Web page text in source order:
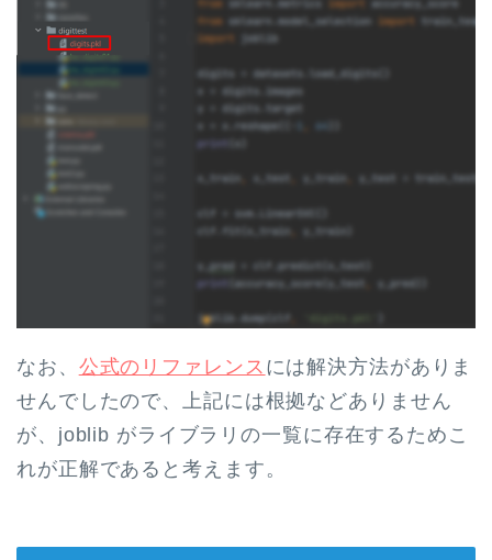
なお、 公式のリファレンス には解決方法がありま
せんでしたので、上記には根拠などありません
が、joblib がライブラリの一覧に存在するためこ
れが正解であると考えます。